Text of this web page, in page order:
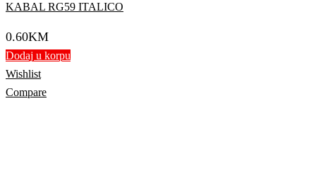
KABAL RG59 ITALICO
0.60KM
Dodaj u korpu
Wishlist
Compare